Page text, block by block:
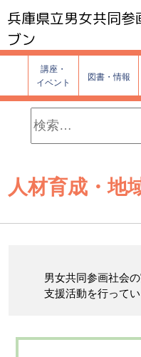
兵庫県立男女共同参
ブン
講座・
イベント
図書・情報
索:
人材育成・地
男女共同参画社会
支援活動を行ってい